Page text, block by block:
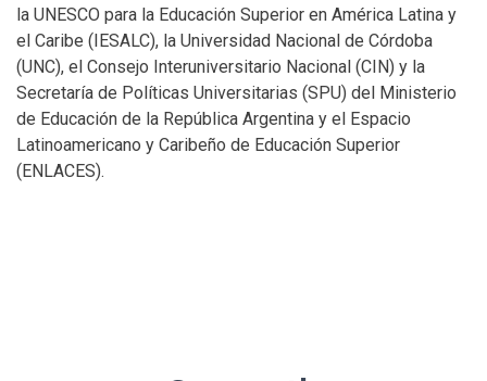
la UNESCO para la Educación Superior en América Latina y
el Caribe (IESALC), la Universidad Nacional de Córdoba
(UNC), el Consejo Interuniversitario Nacional (CIN) y la
Secretaría de Políticas Universitarias (SPU) del Ministerio
de Educación de la República Argentina y el Espacio
Latinoamericano y Caribeño de Educación Superior
(ENLACES).